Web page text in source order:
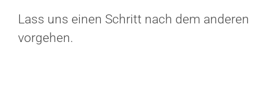
Lass uns einen Schritt nach dem anderen
vorgehen.